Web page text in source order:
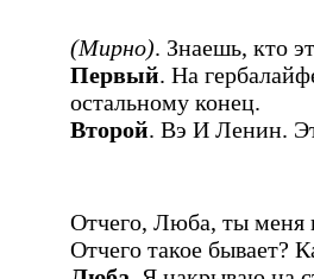
(Мирно). Знаешь, кто
Первый. На
остальному конец.
Второй. Вэ И Ленин.
Отчего, Люба, ты меня
Отчего такое бывает?